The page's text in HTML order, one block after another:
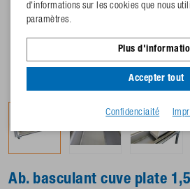
Ab. basculant cuve plate
d'informations sur les cookies que nous
paramètres.
Plus
Accepter tout
Confidenciaité